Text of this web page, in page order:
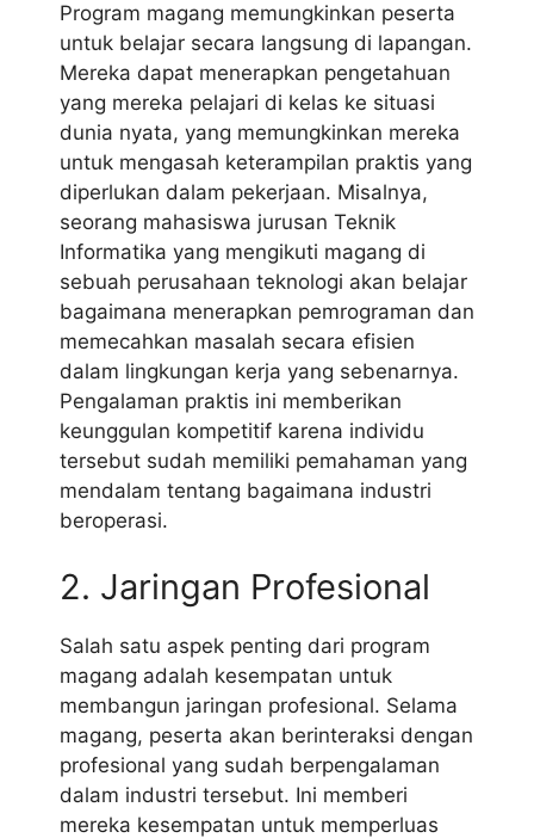
Program magang memungkinkan peserta
untuk belajar secara langsung di lapangan.
Mereka dapat menerapkan pengetahuan
yang mereka pelajari di kelas ke situasi
dunia nyata, yang memungkinkan mereka
untuk mengasah keterampilan praktis yang
diperlukan dalam pekerjaan. Misalnya,
seorang mahasiswa jurusan Teknik
Informatika yang mengikuti magang di
sebuah perusahaan teknologi akan belajar
bagaimana menerapkan pemrograman dan
memecahkan masalah secara efisien
dalam lingkungan kerja yang sebenarnya.
Pengalaman praktis ini memberikan
keunggulan kompetitif karena individu
tersebut sudah memiliki pemahaman yang
mendalam tentang bagaimana industri
beroperasi.
2. Jaringan Profesional
Salah satu aspek penting dari program
magang adalah kesempatan untuk
membangun jaringan profesional. Selama
magang, peserta akan berinteraksi dengan
profesional yang sudah berpengalaman
dalam industri tersebut. Ini memberi
mereka kesempatan untuk memperluas